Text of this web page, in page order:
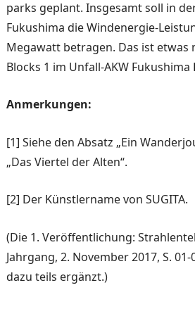
parks geplant. Insgesamt soll in
Fukushima die Windenergie-
Megawatt betragen. Das ist etwas
Blocks 1 im Unfall-AKW Fukushima
Anmerkungen:
[1] Siehe den Absatz „Ein
„Das Viertel der Alten“.
[2] Der Künstlername von SUGITA.
(Die 1. Veröffentlichung:
Jahrgang, 2. November 2017, S.
dazu teils ergänzt.)